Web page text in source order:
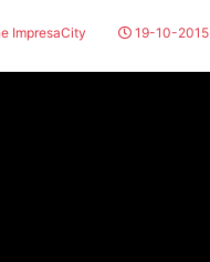
ImpresaCity 19-10-2015